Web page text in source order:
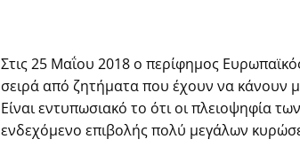
Στις 25 Μαΐου 2018 ο περίφημος
σειρά από ζητήματα που έχουν να κάνουν
Είναι εντυπωσιακό το ότι οι πλειοψηφία
ενδεχόμενο επιβολής πολύ μεγάλων